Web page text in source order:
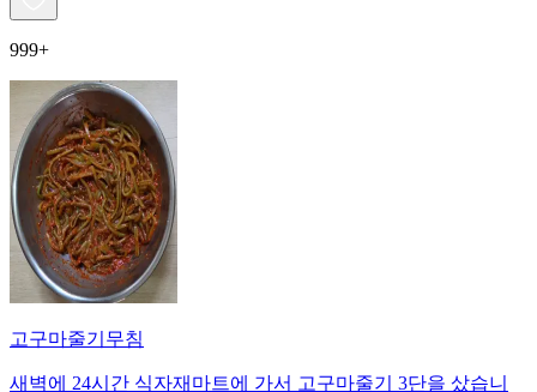
999+
고구마줄기무침
새벽에 24시간 식자재마트에 가서 고구마줄기 3단을 샀습니